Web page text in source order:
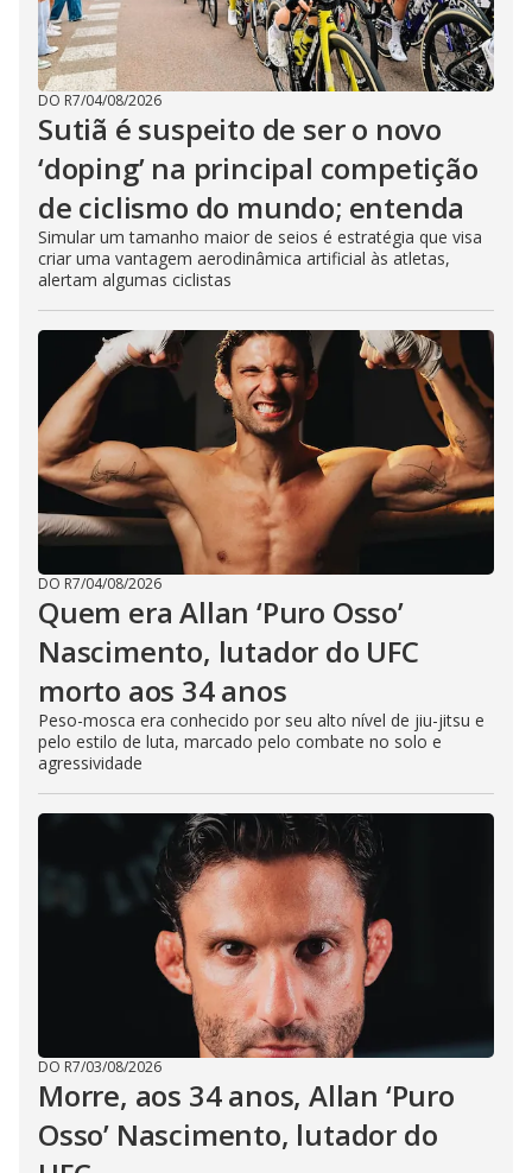
DO R7/04/08/2026
Sutiã é suspeito de ser o novo
‘doping’ na principal competição
de ciclismo do mundo; entenda
Simular um tamanho maior de seios é estratégia que visa
criar uma vantagem aerodinâmica artificial às atletas,
alertam algumas ciclistas
DO R7/04/08/2026
Quem era Allan ‘Puro Osso’
Nascimento, lutador do UFC
morto aos 34 anos
Peso-mosca era conhecido por seu alto nível de jiu-jitsu e
pelo estilo de luta, marcado pelo combate no solo e
agressividade
DO R7/03/08/2026
Morre, aos 34 anos, Allan ‘Puro
Osso’ Nascimento, lutador do